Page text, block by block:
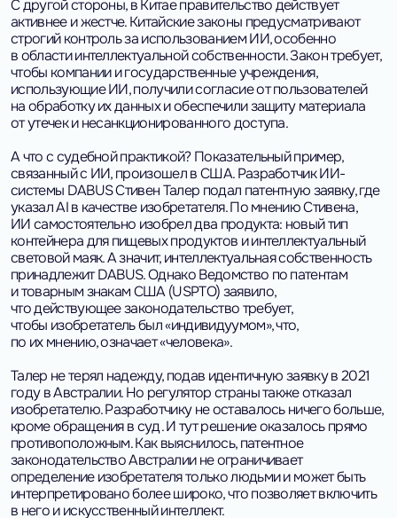
С другой стороны, в Китае правительство действует
активнее и жестче. Китайские законы предусматривают
строгий контроль за использованием ИИ, особенно
в области интеллектуальной собственности. Закон требует,
чтобы компании и государственные учреждения,
использующие ИИ, получили согласие от пользователей
на обработку их данных и обеспечили защиту материала
от утечек и несанкционированного доступа.
А что с судебной практикой? Показательный пример,
связанный с ИИ, произошел в США. Разработчик ИИ-
системы DABUS Стивен Талер подал патентную заявку, где
указал AI в качестве изобретателя. По мнению Стивена,
ИИ самостоятельно изобрел два продукта: новый тип
контейнера для пищевых продуктов и интеллектуальный
световой маяк. А значит, интеллектуальная собственность
принадлежит DABUS. Однако Ведомство по патентам
и товарным знакам США (USPTO) заявило,
что действующее законодательство требует,
чтобы изобретатель был «индивидуумом», что,
по их мнению, означает «человека».
Талер не терял надежду, подав идентичную заявку в 2021
году в Австралии. Но регулятор страны также отказал
изобретателю. Разработчику не оставалось ничего больше,
кроме обращения в суд. И тут решение оказалось прямо
противоположным. Как выяснилось, патентное
законодательство Австралии не ограничивает
определение изобретателя только людьми и может быть
интерпретировано более широко, что позволяет включить
в него и искусственный интеллект.